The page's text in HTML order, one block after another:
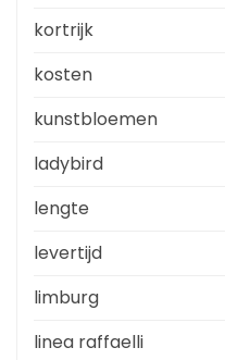
kortrijk
kosten
kunstbloemen
ladybird
lengte
levertijd
limburg
linea raffaelli